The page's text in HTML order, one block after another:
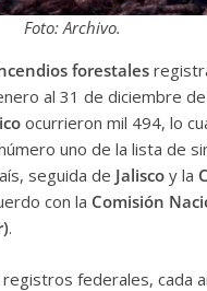
Foto: Archivo.
forestales
al 31 de diciembre
ocurrieron mil 494, lo
uno de la lista de
seguida de Jalisco y la
con la Comisión
.
federales, cada